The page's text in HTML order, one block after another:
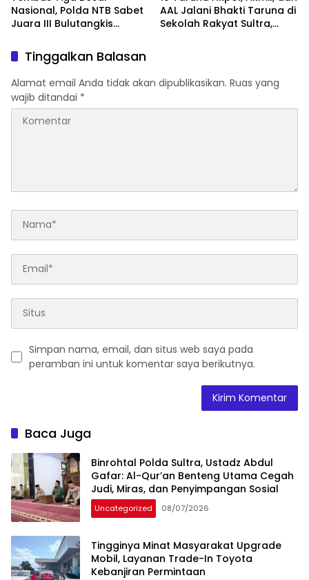
Nasional, Polda NTB Sabet
Juara III Bulutangkis
AAL Jalani Bhakti Taruna di
Sekolah Rakyat Sultra,
Tinggalkan Balasan
Alamat email Anda tidak akan dipublikasikan. Ruas yang
wajib ditandai *
Simpan nama, email, dan situs web saya pada
peramban ini untuk komentar saya berikutnya.
Baca Juga
Binrohtal Polda Sultra, Ustadz Abdul
Gafar: Al-Qur’an Benteng Utama Cegah
Judi, Miras, dan Penyimpangan Sosial
Uncategorized 08/07/2026
Tingginya Minat Masyarakat Upgrade
Mobil, Layanan Trade-In Toyota
Kebanjiran Permintaan